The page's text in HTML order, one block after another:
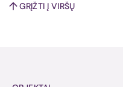
GRĮŽTI Į VIRŠŲ